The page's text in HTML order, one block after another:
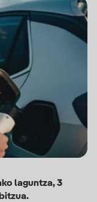
laguntza, 3